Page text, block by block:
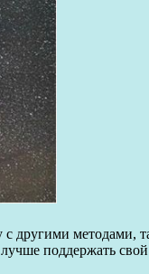
другими методами,
поддержать